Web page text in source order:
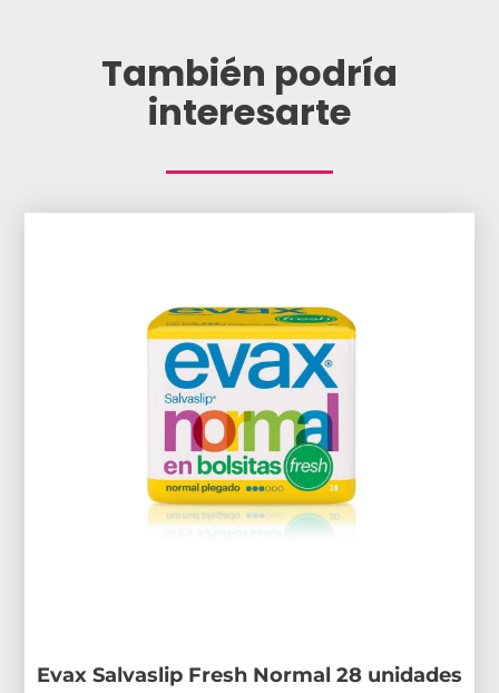
También podría
interesarte
Evax Salvaslip Fresh Normal 28 unidades